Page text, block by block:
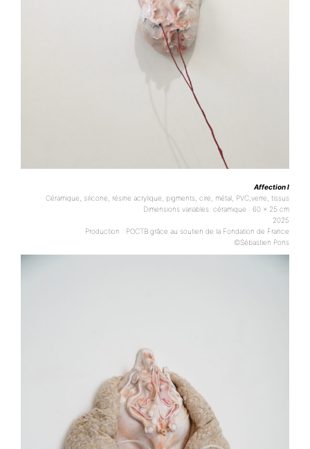
Affection I
Céramique, silicone, résine acrylique, pigments, cire, métal, PVC,verre, tissus
Dimensions variables: céramique : 60 x 25 cm
2025
Production : POCTB grâce au soutien de la Fondation de France
©Sébastien Pons